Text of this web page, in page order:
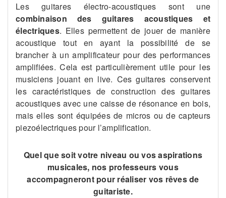
Les guitares électro-acoustiques sont une
combinaison des guitares acoustiques et
électriques. Elles permettent de jouer de manière
acoustique tout en ayant la possibilité de se
brancher à un amplificateur pour des performances
amplifiées. Cela est particulièrement utile pour les
musiciens jouant en live. Ces guitares conservent
les caractéristiques de construction des guitares
acoustiques avec une caisse de résonance en bois,
mais elles sont équipées de micros ou de capteurs
piezoélectriques pour l’amplification.
Quel que soit votre niveau ou vos aspirations
musicales, nos professeurs vous
accompagneront pour réaliser vos rêves de
guitariste.